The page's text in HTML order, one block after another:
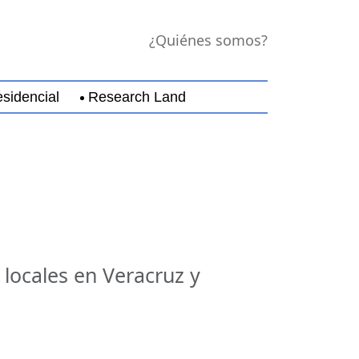
¿Quiénes somos?
Research Land
en Veracruz y